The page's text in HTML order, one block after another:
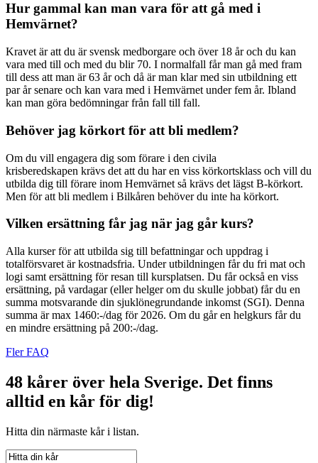
Hur gammal kan man vara för att gå med i
Hemvärnet?
Kravet är att du är svensk medborgare och över 18 år och du kan
vara med till och med du blir 70. I normalfall får man gå med fram
till dess att man är 63 år och då är man klar med sin utbildning ett
par år senare och kan vara med i Hemvärnet under fem år. Ibland
kan man göra bedömningar från fall till fall.
Behöver jag körkort för att bli medlem?
Om du vill engagera dig som förare i den civila
krisberedskapen krävs det att du har en viss körkortsklass och vill du
utbilda dig till förare inom Hemvärnet så krävs det lägst B-körkort.
Men för att bli medlem i Bilkåren behöver du inte ha körkort.
Vilken ersättning får jag när jag går kurs?
Alla kurser för att utbilda sig till befattningar och uppdrag i
totalförsvaret är kostnadsfria. Under utbildningen får du fri mat och
logi samt ersättning för resan till kursplatsen. Du får också en viss
ersättning, på vardagar (eller helger om du skulle jobbat) får du en
summa motsvarande din sjuklönegrundande inkomst (SGI). Denna
summa är max 1460:-/dag för 2026. Om du går en helgkurs får du
en mindre ersättning på 200:-/dag.
Fler FAQ
48 kårer över hela Sverige. Det finns
alltid en kår för dig!
Hitta din närmaste kår i listan.